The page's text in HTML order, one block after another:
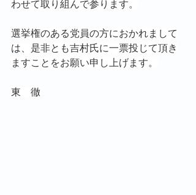
わせて取り組んで参ります。
選挙権のある党員の方におかれまして
は、是非とも吉村氏に一票投じて頂き
ますことをお願い申し上げます。
東　徹